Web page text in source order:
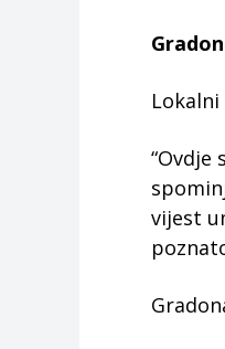
“Ovdje
vijest